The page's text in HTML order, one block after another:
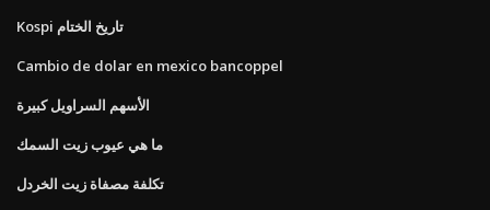
Kospi تاريخ الختام
Cambio de dolar en mexico bancoppel
الأسهم السراويل كبيرة
ما هي عيوب زيت السمك
تكلفة مصفاة زيت الخردل